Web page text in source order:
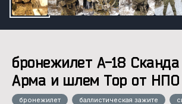
бронежилет А-18
Арма и шлем Тор от НПО
бронежилет баллистическая зажите